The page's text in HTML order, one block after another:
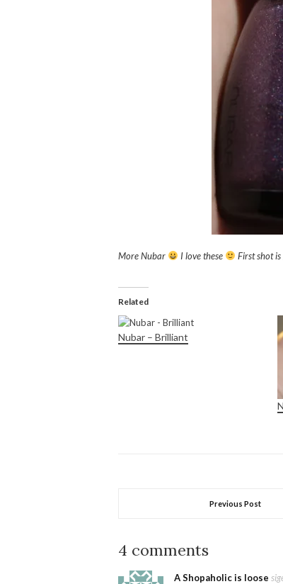
More Nubar I love these First shot
Related
Nubar – Brilliant
Previous Post
4 comments
A Shopaholic is loose